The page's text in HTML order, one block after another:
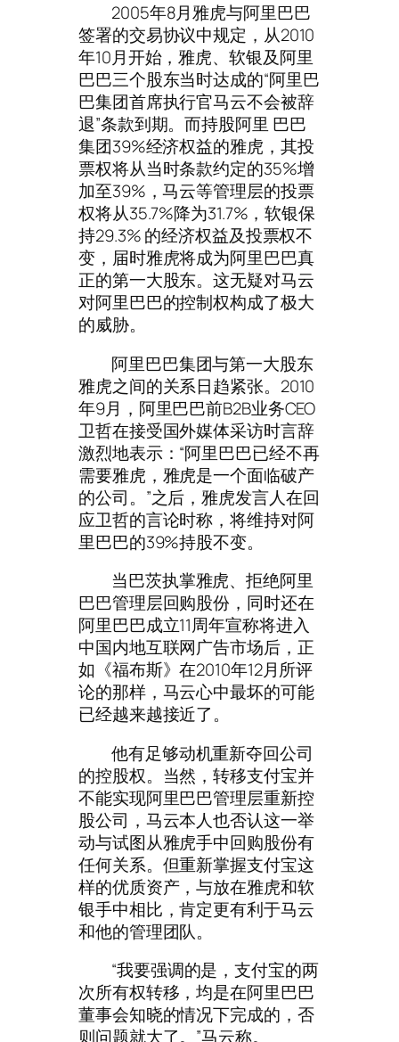
2005年8月雅虎与阿里巴巴
签署的交易协议中规定，从2010
年10月开始，雅虎、软银及阿里
巴巴三个股东当时达成的“阿里巴
巴集团首席执行官马云不会被辞
退”条款到期。而持股阿里 巴巴
集团39%经济权益的雅虎，其投
票权将从当时条款约定的35%增
加至39%，马云等管理层的投票
权将从35.7%降为31.7%，软银保
持29.3% 的经济权益及投票权不
变，届时雅虎将成为阿里巴巴真
正的第一大股东。这无疑对马云
对阿里巴巴的控制权构成了极大
的威胁。
阿里巴巴集团与第一大股东
雅虎之间的关系日趋紧张。2010
年9月，阿里巴巴前B2B业务CEO
卫哲在接受国外媒体采访时言辞
激烈地表示：“阿里巴巴已经不再
需要雅虎，雅虎是一个面临破产
的公司。”之后，雅虎发言人在回
应卫哲的言论时称，将维持对阿
里巴巴的39%持股不变。
当巴茨执掌雅虎、拒绝阿里
巴巴管理层回购股份，同时还在
阿里巴巴成立11周年宣称将进入
中国内地互联网广告市场后，正
如《福布斯》在2010年12月所评
论的那样，马云心中最坏的可能
已经越来越接近了。
他有足够动机重新夺回公司
的控股权。当然，转移支付宝并
不能实现阿里巴巴管理层重新控
股公司，马云本人也否认这一举
动与试图从雅虎手中回购股份有
任何关系。但重新掌握支付宝这
样的优质资产，与放在雅虎和软
银手中相比，肯定更有利于马云
和他的管理团队。
“我要强调的是，支付宝的两
次所有权转移，均是在阿里巴巴
董事会知晓的情况下完成的，否
则问题就大了。”马云称。